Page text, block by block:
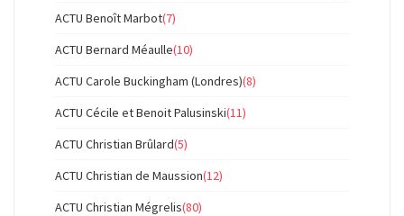
ACTU Benoît Marbot(7)
ACTU Bernard Méaulle(10)
ACTU Carole Buckingham (Londres)(8)
ACTU Cécile et Benoit Palusinski(11)
ACTU Christian Brûlard(5)
ACTU Christian de Maussion(12)
ACTU Christian Mégrelis(80)